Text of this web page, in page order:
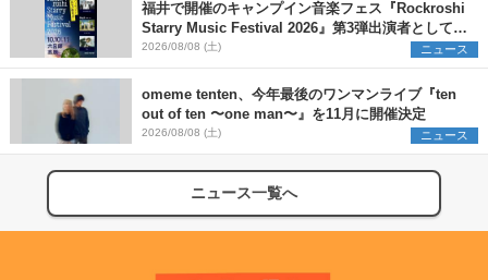
福井で開催のキャンプイン音楽フェス『Rockroshi
Starry Music Festival 2026』第3弾出演者として
SCOOBIE DO、かりゆし58、Reiを発表
2026/08/08 (土) ニュース
omeme tenten、今年最後のワンマンライブ『ten
out of ten 〜one man〜』を11月に開催決定
2026/08/08 (土) ニュース
ニュース一覧へ